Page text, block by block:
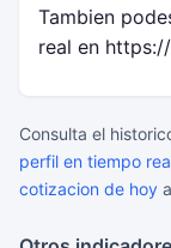
Tambien
real en
Consulta el
perfil en tiempo
cotizacion de hoy